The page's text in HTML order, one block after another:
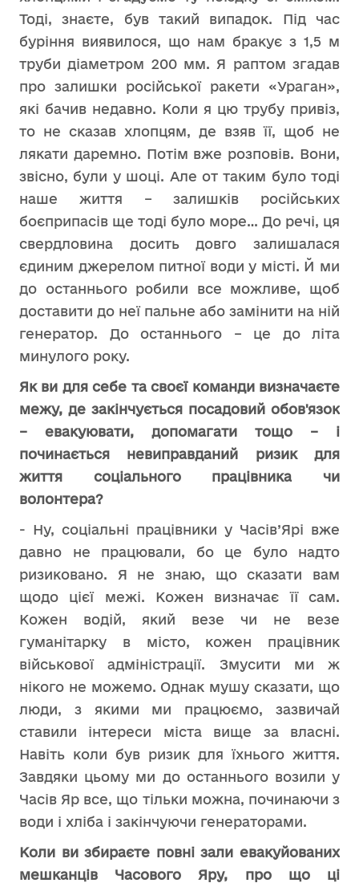
Тоді, знаєте, був такий випадок. Під час
буріння виявилося, що нам бракує з 1,5 м
труби діаметром 200 мм. Я раптом згадав
про залишки російської ракети «Ураган»,
які бачив недавно. Коли я цю трубу привіз,
то не сказав хлопцям, де взяв її, щоб не
лякати даремно. Потім вже розповів. Вони,
звісно, були у шоці. Але от таким було тоді
наше життя – залишків російських
боєприпасів ще тоді було море… До речі, ця
свердловина досить довго залишалася
єдиним джерелом питної води у місті. Й ми
до останнього робили все можливе, щоб
доставити до неї пальне або замінити на ній
генератор. До останнього – це до літа
минулого року.
Як ви для себе та своєї команди визначаєте
межу, де закінчується посадовий обов'язок
– евакуювати, допомагати тощо – і
починається невиправданий ризик для
життя соціального працівника чи
волонтера?
- Ну, соціальні працівники у Часів’Ярі вже
давно не працювали, бо це було надто
ризиковано. Я не знаю, що сказати вам
щодо цієї межі. Кожен визначає її сам.
Кожен водій, який везе чи не везе
гуманітарку в місто, кожен працівник
військової адміністрації. Змусити ми ж
нікого не можемо. Однак мушу сказати, що
люди, з якими ми працюємо, зазвичай
ставили інтереси міста вище за власні.
Навіть коли був ризик для їхнього життя.
Завдяки цьому ми до останнього возили у
Часів Яр все, що тільки можна, починаючи з
води і хліба і закінчуючи генераторами.
Коли ви збираєте повні зали евакуйованих
мешканців Часового Яру, про що ці